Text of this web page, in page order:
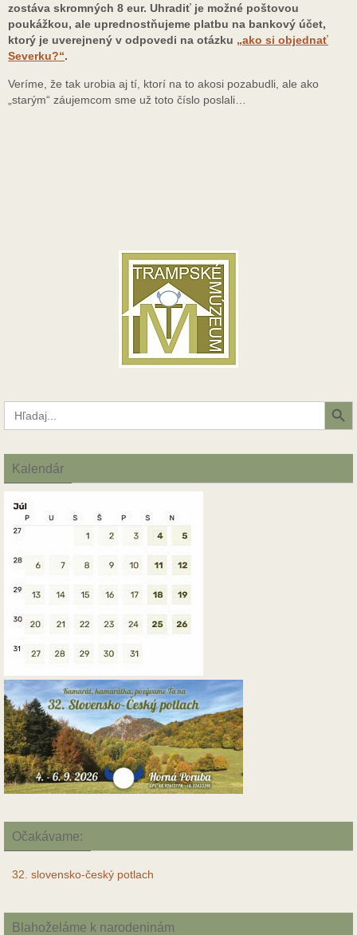
zostáva skromných 8 eur. Uhradiť je možné poštovou
poukážkou, ale uprednostňujeme platbu na bankový účet,
ktorý je uverejnený v odpovedi na otázku „ako si objednať
Severku?“.
Veríme, že tak urobia aj tí, ktorí na to akosi pozabudli, ale ako
„starým“ záujemcom sme už toto číslo poslali…
Search
for:
Search Button
Kalendár
Očakávame:
32. slovensko-český potlach
Blahoželáme k narodeninám